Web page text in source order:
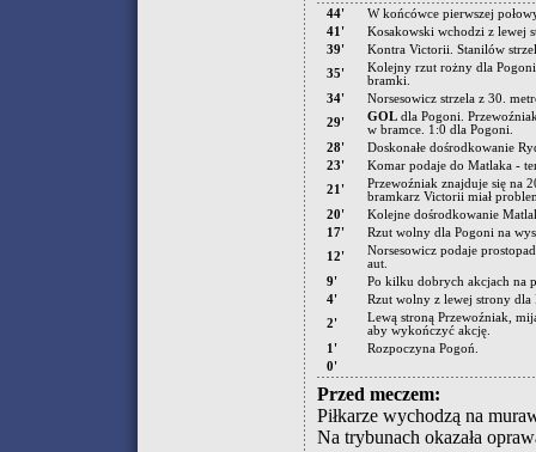
44'
W końcówce pierwszej
41'
Kosakowski wchodzi z lewej
39'
Kontra Victorii. Stanilów
35'
Kolejny rzut rożny dla
bramki.
34'
Norsesowicz strzela z 30.
29'
GOL dla Pogoni.
w bramce. 1:0 dla Pogoni.
28'
Doskonałe dośrodkowanie
23'
Komar podaje do Matlaka -
21'
Przewoźniak znajduje się na
bramkarz Victorii miał
20'
Kolejne dośrodkowanie
17'
Rzut wolny dla Pogoni na
12'
Norsesowicz podaje
aut.
9'
Po kilku dobrych akcjach na
4'
Rzut wolny z lewej strony
2'
Lewą stroną Przewoźniak,
aby wykończyć akcję.
1'
Rozpoczyna Pogoń.
0'
Przed meczem:
Piłkarze wychodzą na
Na trybunach okazała